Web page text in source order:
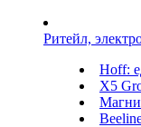
Ритейл,
Hoff:
X5